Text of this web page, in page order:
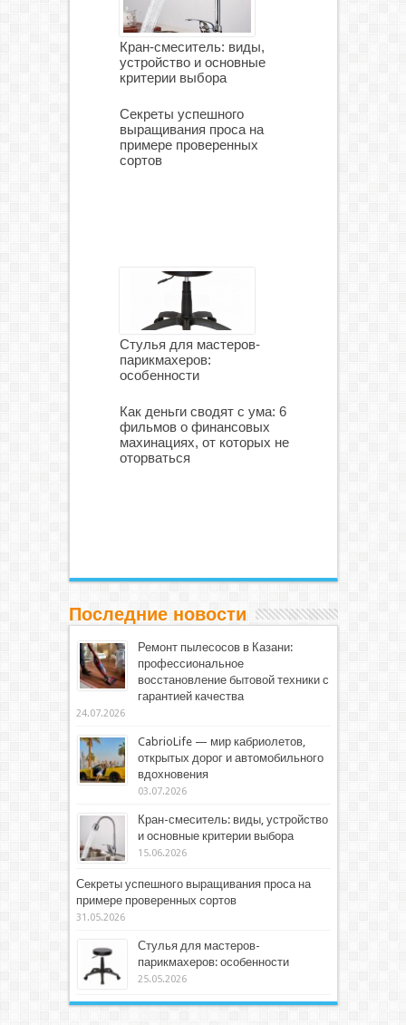
Кран-смеситель: виды,
устройство и основные
критерии выбора
Секреты успешного
выращивания проса на
примере проверенных
сортов
Стулья для мастеров-
парикмахеров:
особенности
Как деньги сводят с ума: 6
фильмов о финансовых
махинациях, от которых не
оторваться
Последние новости
Ремонт пылесосов в Казани:
профессиональное
восстановление бытовой техники с
гарантией качества
24.07.2026
CabrioLife — мир кабриолетов,
открытых дорог и автомобильного
вдохновения
03.07.2026
Кран-смеситель: виды, устройство
и основные критерии выбора
15.06.2026
Секреты успешного выращивания проса на
примере проверенных сортов
31.05.2026
Стулья для мастеров-
парикмахеров: особенности
25.05.2026